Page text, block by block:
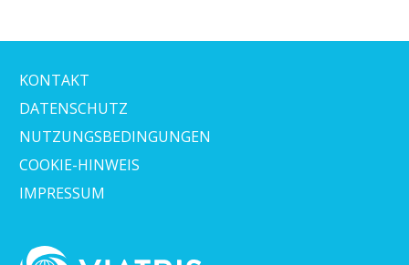
KONTAKT
DATENSCHUTZ
NUTZUNGSBEDINGUNGEN
COOKIE-HINWEIS
IMPRESSUM